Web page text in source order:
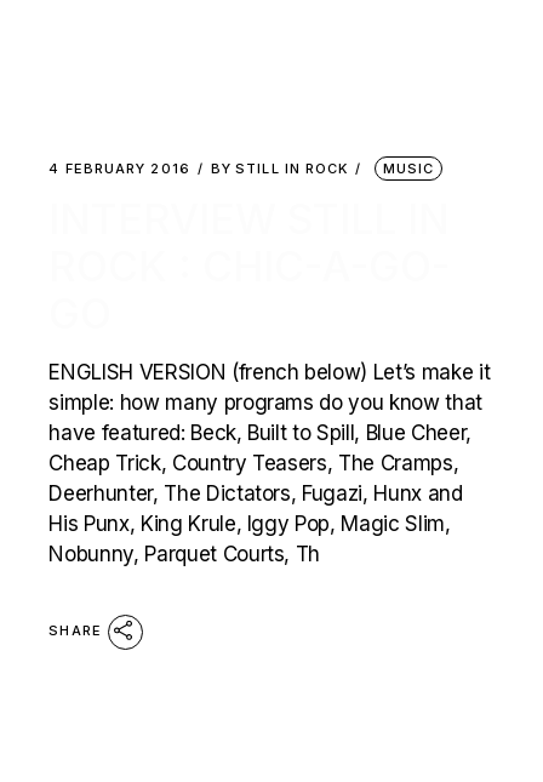
4 FEBRUARY 2016 BY STILL IN ROCK MUSIC
ENGLISH VERSION (french below) Let’s make it
simple: how many programs do you know that
have featured: Beck, Built to Spill, Blue Cheer,
Cheap Trick, Country Teasers, The Cramps,
Deerhunter, The Dictators, Fugazi, Hunx and
His Punx, King Krule, Iggy Pop, Magic Slim,
Nobunny, Parquet Courts, Th
SHARE